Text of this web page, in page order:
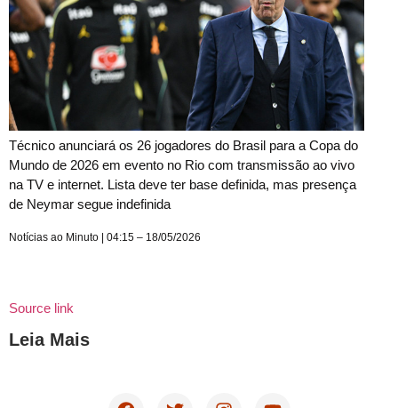
Técnico anunciará os 26 jogadores do Brasil para a Copa do
Mundo de 2026 em evento no Rio com transmissão ao vivo
na TV e internet. Lista deve ter base definida, mas presença
de Neymar segue indefinida
Notícias ao Minuto | 04:15 – 18/05/2026
Source link
Leia Mais